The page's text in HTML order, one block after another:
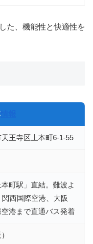
た、機能性と快適性を
情報
王寺区上本町6-1-55
町駅」直結。難波よ
関西国際空港、大阪
空港まで直通バス発着